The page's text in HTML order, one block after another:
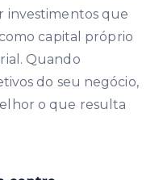
investimentos que
capital próprio
Quando
do seu negócio,
o que resulta